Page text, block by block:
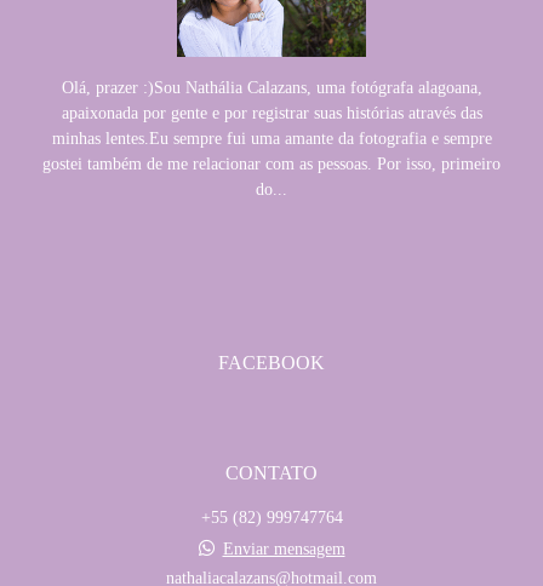
Olá, prazer :)Sou Nathália Calazans, uma fotógrafa alagoana,
apaixonada por gente e por registrar suas histórias através das
minhas lentes.Eu sempre fui uma amante da fotografia e sempre
gostei também de me relacionar com as pessoas. Por isso, primeiro
do...
FACEBOOK
CONTATO
+55 (82) 999747764
Enviar mensagem
nathaliacalazans@hotmail.com